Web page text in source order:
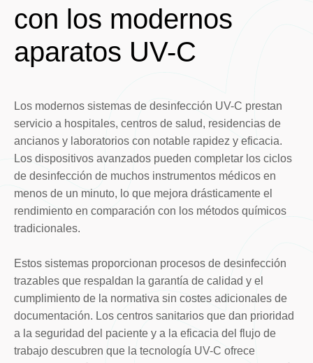
con los modernos
aparatos UV-C
Los modernos sistemas de desinfección UV-C prestan
servicio a hospitales, centros de salud, residencias de
ancianos y laboratorios con notable rapidez y eficacia.
Los dispositivos avanzados pueden completar los ciclos
de desinfección de muchos instrumentos médicos en
menos de un minuto, lo que mejora drásticamente el
rendimiento en comparación con los métodos químicos
tradicionales.
Estos sistemas proporcionan procesos de desinfección
trazables que respaldan la garantía de calidad y el
cumplimiento de la normativa sin costes adicionales de
documentación. Los centros sanitarios que dan prioridad
a la seguridad del paciente y a la eficacia del flujo de
trabajo descubren que la tecnología UV-C ofrece